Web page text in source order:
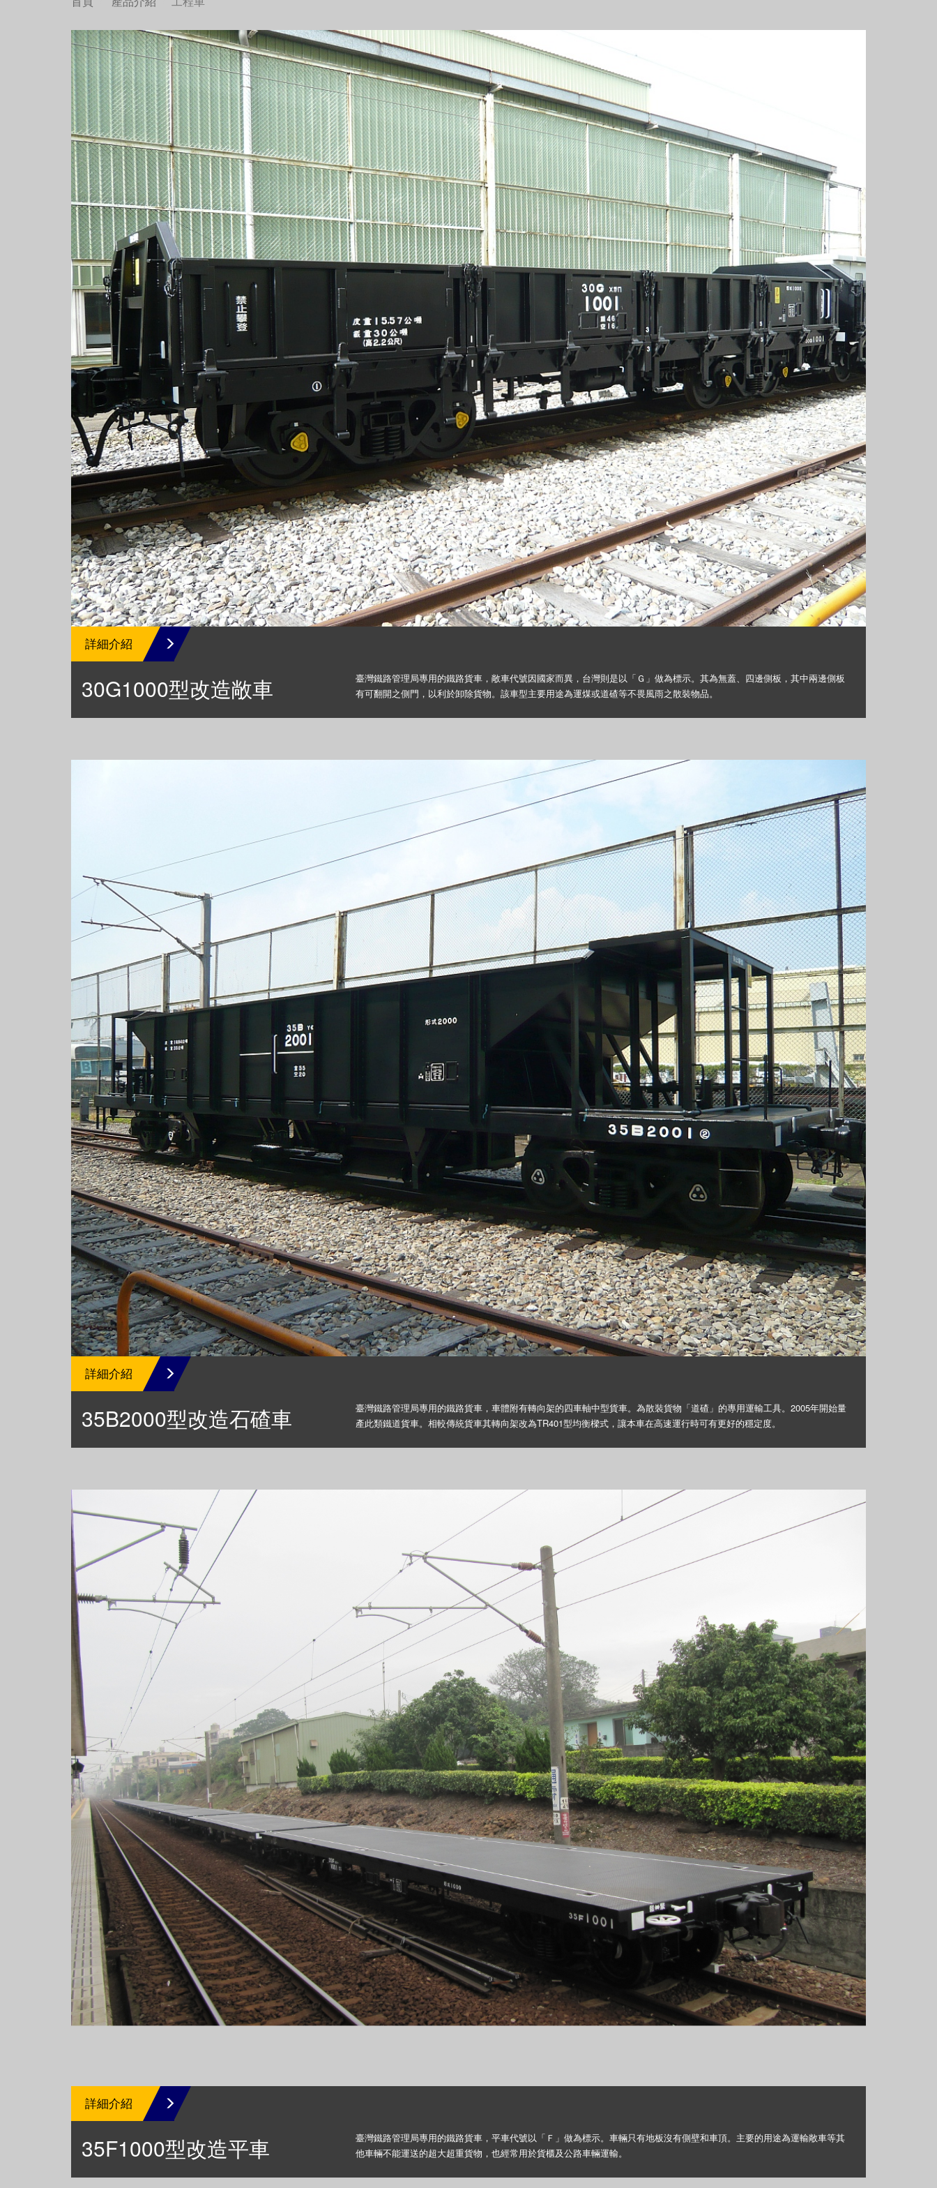
詳細介紹
30G1000型改造敞車
臺灣鐵路管理局專用的鐵路貨車，敞車代號因國家而異，台灣則是以「Ｇ」做為標示。其為無蓋、四邊側板，其中兩邊側板
有可翻開之側門，以利於卸除貨物。該車型主要用途為運煤或道碴等不畏風雨之散裝物品。
詳細介紹
35B2000型改造石碴車
臺灣鐵路管理局專用的鐵路貨車，車體附有轉向架的四車軸中型貨車。為散裝貨物「道碴」的專用運輸工具。2005年開始量
產此類鐵道貨車。相較傳統貨車其轉向架改為TR401型均衡樑式，讓本車在高速運行時可有更好的穩定度。
詳細介紹
35F1000型改造平車
臺灣鐵路管理局專用的鐵路貨車，平車代號以「Ｆ」做為標示。車輛只有地板沒有側壁和車頂。主要的用途為運輸敞車等其
他車輛不能運送的超大超重貨物，也經常用於貨櫃及公路車輛運輸。